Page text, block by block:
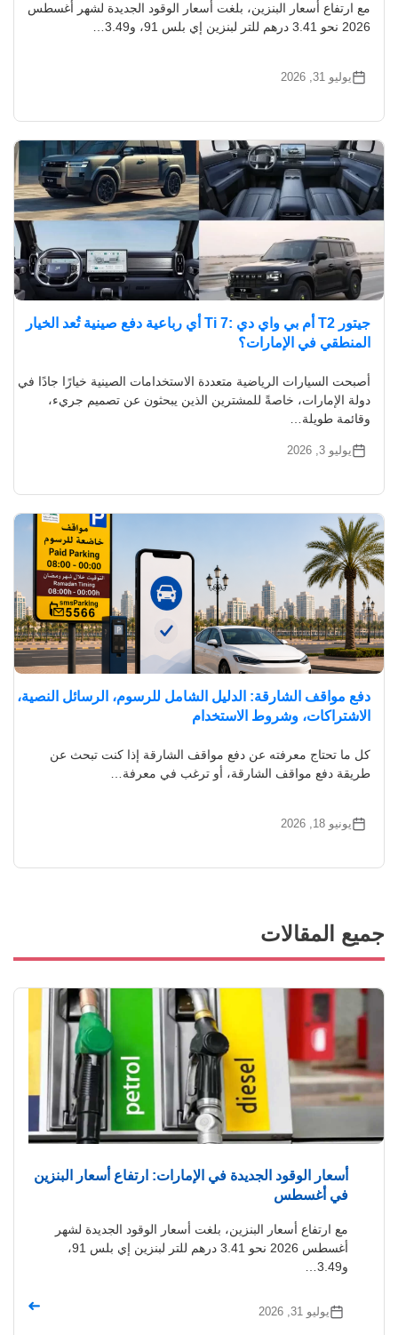
مع ارتفاع أسعار البنزين، بلغت أسعار الوقود الجديدة لشهر أغسطس
2026 نحو 3.41 درهم للتر لبنزين إي بلس 91، و3.49…
يوليو 31, 2026
جيتور T2 أم بي واي دي :Ti 7 أي رباعية دفع صينية تُعد الخيار
المنطقي في الإمارات؟
أصبحت السيارات الرياضية متعددة الاستخدامات الصينية خيارًا جادًا في
دولة الإمارات، خاصةً للمشترين الذين يبحثون عن تصميم جريء،
وقائمة طويلة…
يوليو 3, 2026
دفع مواقف الشارقة: الدليل الشامل للرسوم، الرسائل النصية،
الاشتراكات، وشروط الاستخدام
كل ما تحتاج معرفته عن دفع مواقف الشارقة إذا كنت تبحث عن
طريقة دفع مواقف الشارقة، أو ترغب في معرفة…
يونيو 18, 2026
جميع المقالات
أسعار الوقود الجديدة في الإمارات: ارتفاع أسعار البنزين
في أغسطس
مع ارتفاع أسعار البنزين، بلغت أسعار الوقود الجديدة لشهر
أغسطس 2026 نحو 3.41 درهم للتر لبنزين إي بلس 91،
و3.49…
يوليو 31, 2026 ➜